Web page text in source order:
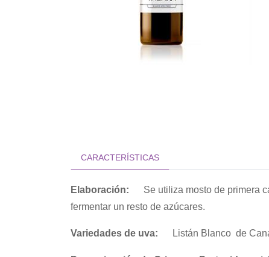
CARACTERÍSTICAS
Elaboración:
Se utiliza mosto de primera
fermentar un resto de azúcares.
Variedades de uva: Listán Blanco de